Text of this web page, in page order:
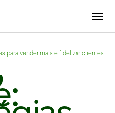
para vender mais e fidelizar clientes